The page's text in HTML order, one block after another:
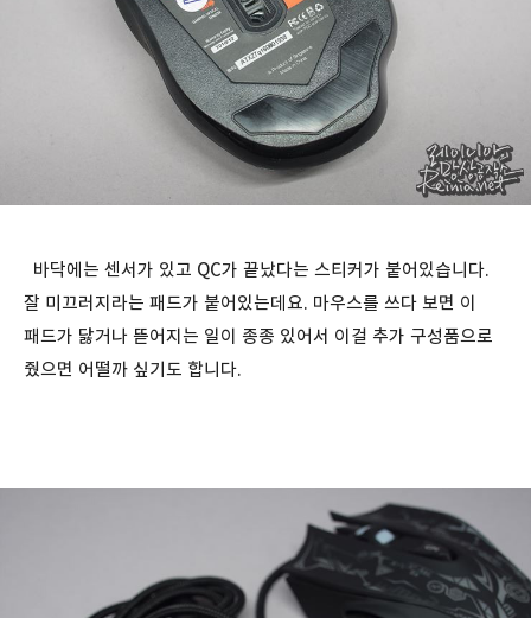
바닥에는 센서가 있고 QC가 끝났다는 스티커가 붙어있습니다.
잘 미끄러지라는 패드가 붙어있는데요. 마우스를 쓰다 보면 이
패드가 닳거나 뜯어지는 일이 종종 있어서 이걸 추가 구성품으로
줬으면 어떨까 싶기도 합니다.